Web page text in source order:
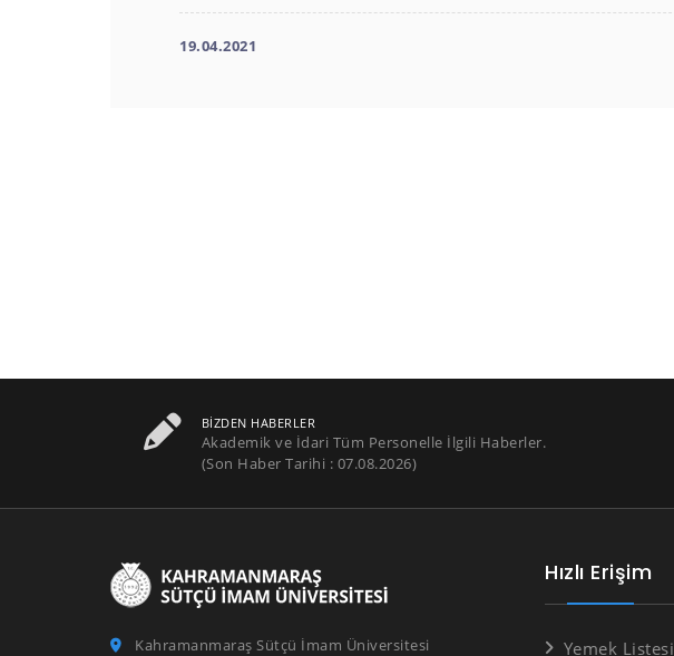
19.04.2021
BIZDEN HABERLER
Akademik ve İdari Tüm Personelle İlgili Haberler.
(Son Haber Tarihi : 07.08.2026)
Kahramanmaraş Sütçü İmam Üniversitesi
Hızlı Erişim
Yemek Listesi